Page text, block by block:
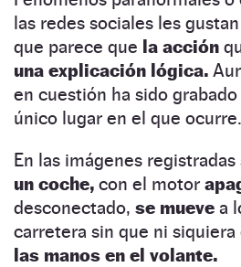
las redes sociales les
que parece que la acción
una explicación lógica.
en cuestión ha sido grabado
único lugar en el que ocurre.
En las imágenes
un coche, con el motor
desconectado, se mueve a
carretera sin que ni
las manos en el volante.